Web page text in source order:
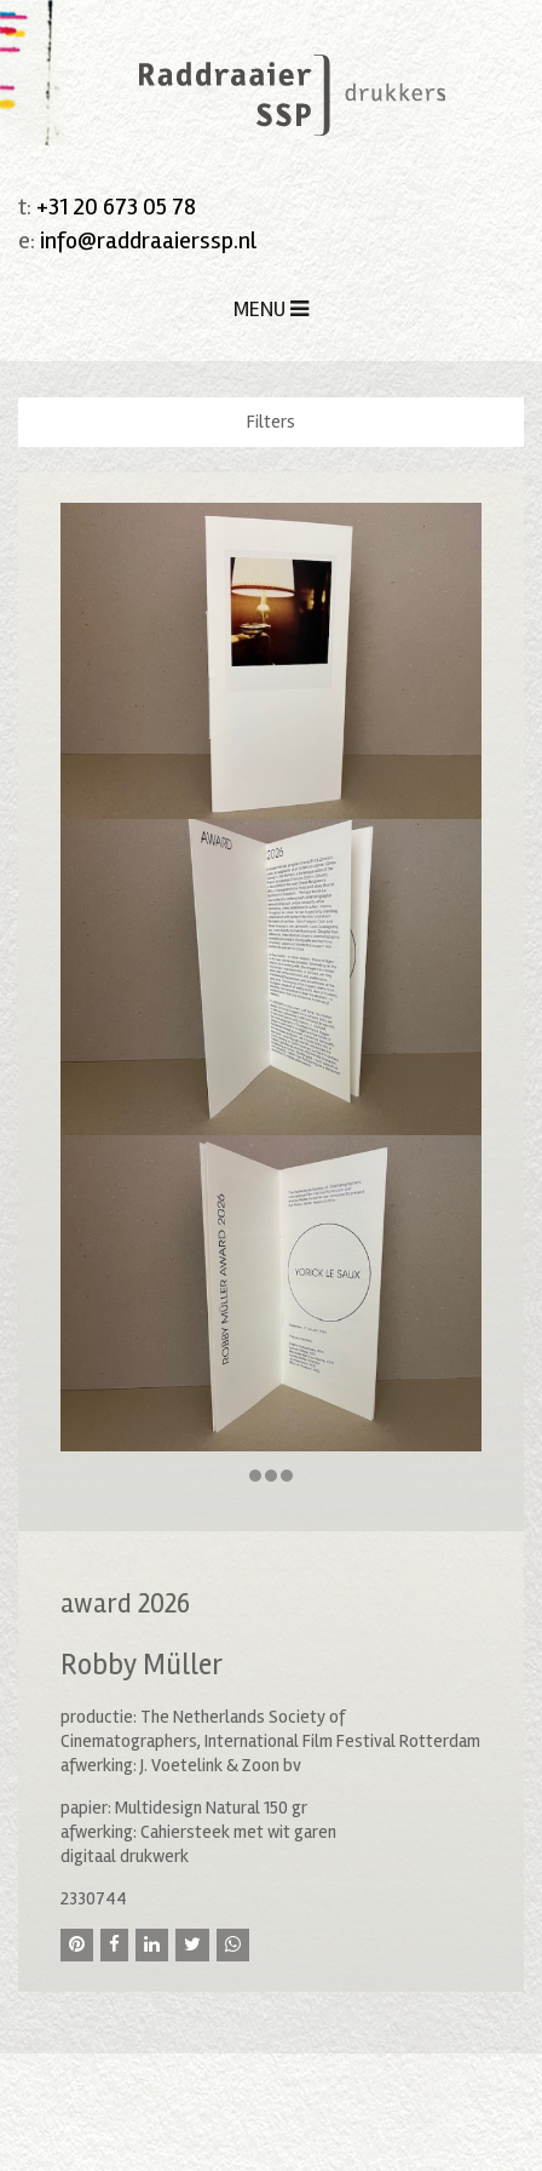
t: +31 20 673 05 78
e: info@raddraaierssp.nl
MENU
Filters
award 2026
Robby Müller
productie: The Netherlands Society of
Cinematographers, International Film Festival Rotterdam
afwerking: J. Voetelink & Zoon bv
papier: Multidesign Natural 150 gr
afwerking: Cahiersteek met wit garen
digitaal drukwerk
2330744